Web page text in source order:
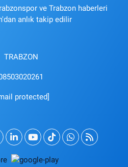
ve Trabzon haberleri
anlık takip edilir
TRABZON
protected]